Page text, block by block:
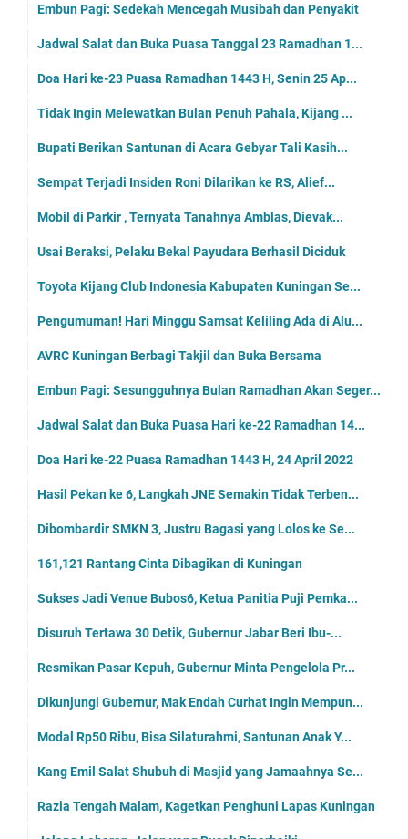
Embun Pagi: Sedekah Mencegah Musibah dan Penyakit
Jadwal Salat dan Buka Puasa Tanggal 23 Ramadhan 1...
Doa Hari ke-23 Puasa Ramadhan 1443 H, Senin 25 Ap...
Tidak Ingin Melewatkan Bulan Penuh Pahala, Kijang ...
Bupati Berikan Santunan di Acara Gebyar Tali Kasih...
Sempat Terjadi Insiden Roni Dilarikan ke RS, Alief...
Mobil di Parkir , Ternyata Tanahnya Amblas, Dievak...
Usai Beraksi, Pelaku Bekal Payudara Berhasil Diciduk
Toyota Kijang Club Indonesia Kabupaten Kuningan Se...
Pengumuman! Hari Minggu Samsat Keliling Ada di Alu...
AVRC Kuningan Berbagi Takjil dan Buka Bersama
Embun Pagi: Sesungguhnya Bulan Ramadhan Akan Seger...
Jadwal Salat dan Buka Puasa Hari ke-22 Ramadhan 14...
Doa Hari ke-22 Puasa Ramadhan 1443 H, 24 April 2022
Hasil Pekan ke 6, Langkah JNE Semakin Tidak Terben...
Dibombardir SMKN 3, Justru Bagasi yang Lolos ke Se...
161,121 Rantang Cinta Dibagikan di Kuningan
Sukses Jadi Venue Bubos6, Ketua Panitia Puji Pemka...
Disuruh Tertawa 30 Detik, Gubernur Jabar Beri Ibu-...
Resmikan Pasar Kepuh, Gubernur Minta Pengelola Pr...
Dikunjungi Gubernur, Mak Endah Curhat Ingin Mempun...
Modal Rp50 Ribu, Bisa Silaturahmi, Santunan Anak Y...
Kang Emil Salat Shubuh di Masjid yang Jamaahnya Se...
Razia Tengah Malam, Kagetkan Penghuni Lapas Kuningan